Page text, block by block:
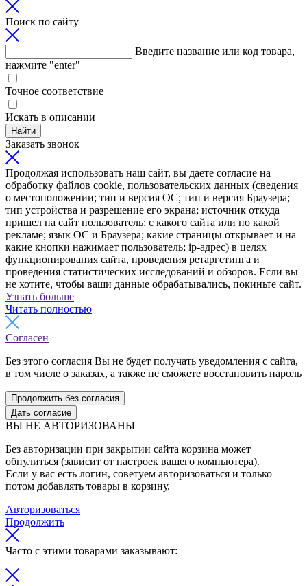
Поиск по сайту
Введите название или код товара,
нажмите "enter"
Точное соответствие
Искать в описании
Найти
Заказать звонок
Продолжая использовать наш сайт, вы даете согласие на
обработку файлов cookie, пользовательских данных (сведения
о местоположении; тип и версия ОС; тип и версия Браузера;
тип устройства и разрешение его экрана; источник откуда
пришел на сайт пользователь; с какого сайта или по какой
рекламе; язык ОС и Браузера; какие страницы открывает и на
какие кнопки нажимает пользователь; ip-адрес) в целях
функционирования сайта, проведения ретаргетинга и
проведения статистических исследований и обзоров. Если вы
не хотите, чтобы ваши данные обрабатывались, покиньте сайт.
Узнать больше
Читать полностью
Согласен
Без этого согласия Вы не будет получать уведомления с сайта,
в том числе о заказах, а также не сможете восстановить пароль
Продолжить без согласия
Дать согласие
ВЫ НЕ АВТОРИЗОВАНЫ
Без авторизации при закрытии сайта корзина может
обнулиться (зависит от настроек вашего компьютера).
Если у вас есть логин, советуем авторизоваться и только
потом добавлять товары в корзину.
Авторизоваться
Продолжить
Часто с этими товарами заказывают: